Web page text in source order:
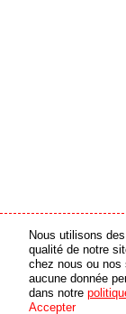
partenaire média
© 2026 swiss
Nous utilisons
qualité de notre
chez nous ou
aucune donnée
dans notre
Accepter